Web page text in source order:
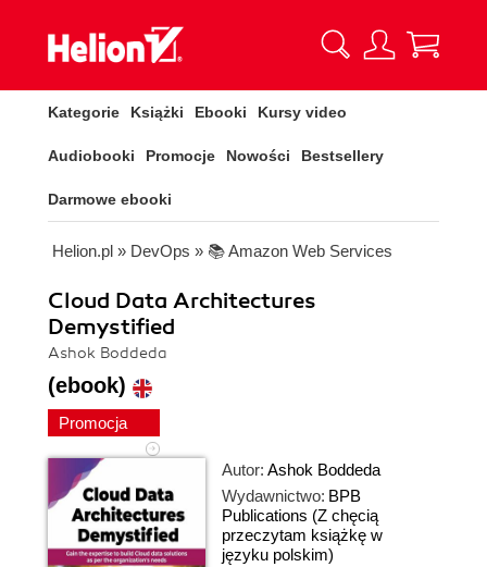
Kategorie Książki Ebooki Kursy video
Audiobooki Promocje Nowości Bestsellery
Darmowe ebooki
Helion.pl » DevOps » 📚 Amazon Web Services
Cloud Data Architectures
Demystified
Ashok Boddeda
(ebook)
Promocja
Autor: Ashok Boddeda
Wydawnictwo: BPB
Publications (Z chęcią
przeczytam książkę w
języku polskim)